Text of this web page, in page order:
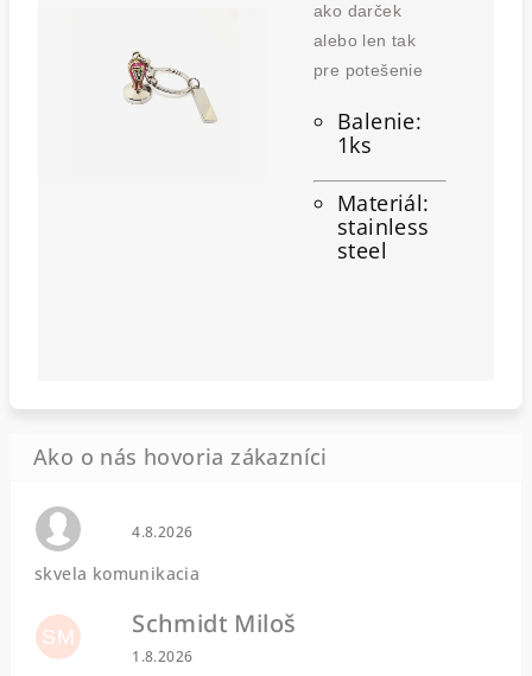
ako darček
alebo len tak
pre potešenie
Balenie:
1ks
Materiál:
stainless
steel
Hodnotenie obchodu je 0 z 5 hviezdičiek.
4.8.2026
skvela komunikacia
SM Schmidt Miloš
Hodnotenie obchodu je 5 z 5 hviezdičiek.
1.8.2026